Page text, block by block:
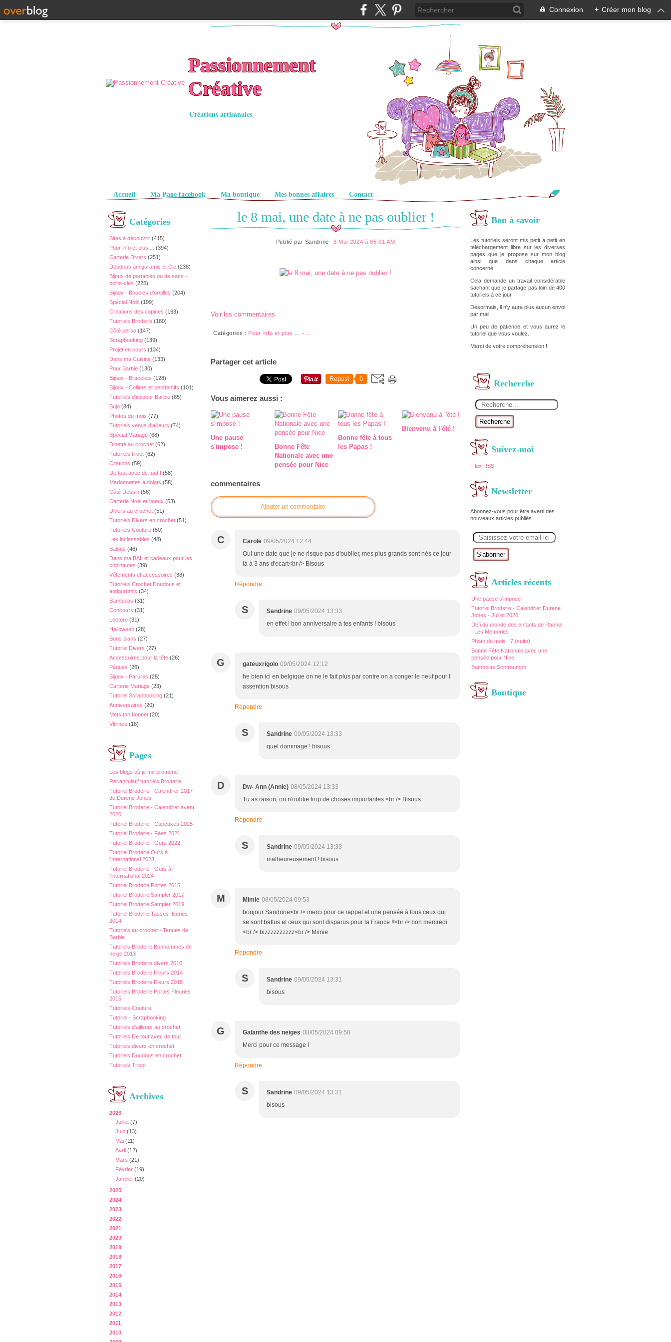
Connexion + Créer mon blog
Passionnement
Créative
Créations artisanales
Pages
Accueil Ma Page facebook Ma boutique Mes bonnes affaires Contact
Catégories
Sites à découvrir (415)
Pour info et plus ...
(394)
Carterie Divers (251)
Doudous amigurumis et Cie (238)
Bijoux de portables ou de sacs -
porte-clés (225)
Bijoux - Boucles d'oreilles (204)
Spécial Noël (199)
Créations des copines (163)
Tutoriels Broderie (160)
Côté perso (147)
Scrapbooking (139)
Projet en cours (134)
Dans ma Cuisine (133)
Pour Barbie (130)
Bijoux - Bracelets (128)
Bijoux - Colliers et pendentifs (101)
Tutoriels d'ici pour Barbie (85)
Bujo (84)
Photos du mois (77)
Tutoriels venus d'ailleurs (74)
Spécial Mariage (68)
Dinette au crochet (62)
Tutoriels tricot (62)
Citations (59)
De tout avec de tout ! (58)
Marionnettes à doigts (58)
Côté Dessin (56)
Carterie Noel et Voeux (53)
Divers au crochet (51)
Tutoriels Divers en crochet (51)
Tutoriels Couture (50)
Les inclassables (48)
Salons (46)
Dans ma BAL et cadeaux pour les
copinautes (39)
Vêtements et accessoires (38)
Tutoriels Crochet Doudous et
amigurumis (34)
Bambolas (31)
Concours (31)
Lecture (31)
Halloween (28)
Bons plans (27)
Tutoriel Divers (27)
Accessoires pour la tête (26)
Pâques (26)
Bijoux - Parures (25)
Carterie Mariage (23)
Tutoriel Scrapbooking (21)
Anniversaires (20)
Mets ton bonnet (20)
Vitrines (18)
Pages
Les blogs où je me promène
Récapitulatif tutoriels Broderie
Tutoriel Broderie - Calendrier 2017
de Durene Jones
Tutoriel Broderie - Calendrier avent
2020
Tutoriel Broderie - Cupcakes 2025
Tutoriel Broderie - Fées 2021
Tutoriel Broderie - Ours 2022
Tutoriel Broderie Ours à
l'International 2023
Tutoriel Broderie - Ours à
l'international 2024
Tutoriel Broderie Portes 2015
Tutoriel Broderie Sampler 2017
Tutoriel Broderie Sampler 2019
Tutoriel Broderie Tasses fleuries
2014
Tutoriels au crochet - Tenues de
Barbie
Tutoriels Broderie Bonhommes de
neige 2013
Tutoriels Broderie divers 2016
Tutoriels Broderie Fleurs 2014
Tutoriels Broderie Fleurs 2018
Tutoriels Broderie Portes Fleuries
2015
Tutoriels Couture
Tutoriel - Scrapbooking
Tutoriels d'ailleurs au crochet
Tutoriels De tout avec de tout
Tutoriels divers en crochet
Tutoriels Doudous en crochet
Tutoriels Tricot
Archives
2026
Juillet (7)
Juin (13)
Mai (11)
Avril (12)
Mars (21)
Février (19)
Janvier (20)
2025
2024
2023
2022
2021
2020
2019
2018
2017
2016
2015
2014
2013
2012
2011
2010
Bon à savoir
Les tutoriels seront mis petit à petit en
téléchargement libre sur les diverses
pages que je propose sur mon blog
ainsi que dans chaque article
concerné.
Cela demande un travail considérable
sachant que je partage pas loin de 400
tutoriels à ce jour.
Désormais, il n'y aura plus aucun envoi
par mail.
Un peu de patience et vous aurez le
tutoriel que vous voulez.
Merci de votre compréhension !
Recherche
Recherche
Suivez-moi
Flux RSS
Newsletter
Abonnez-vous pour être averti des
nouveaux articles publiés.
m
Articles récents
Une pause s'impose !
Tutoriel Broderie - Calendrier Durene
Jones - Juillet 2026
Défi du monde des enfants de Rachel
: Les Memories
Photo du mois : 7 (suite)
Bonne Fête Nationale avec une
pensée pour Nice
Bambolas Schtroumph
Boutique
le 8 mai, une date à ne pas oublier !
Publié par Sandrine 8 Mai 2024 à 05:01 AM
Voir les commentaires
Catégories : Pour info et plus ... -
Partager cet article
Repost 0
Vous aimerez aussi :
Une pause
s'impose !
Bonne Fête
Nationale avec une
pensée pour Nice
Bonne fête à tous
les Papas !
Bienvenu à l'été !
commentaires
Ajouter un commentaire
C Carole 09/05/2024 12:44
Oui une date que je ne risque pas d'oublier, mes plus grands sont nés ce jour
là à 3 ans d'ecart<br /> Bisous
Répondre
S Sandrine 09/05/2024 13:33
en effet ! bon anniversaire à tes enfants ! bisous
G gateuxrigolo 09/05/2024 12:12
he bien ici en belgique on ne le fait plus par contre on a conger le neuf pour l
assention bisous
Répondre
S Sandrine 09/05/2024 13:33
quel dommage ! bisous
D Dw- Ann (Annie) 08/05/2024 13:33
Tu as raison, on n'oublie trop de choses importantes.<br /> Bisous
Répondre
S Sandrine 09/05/2024 13:33
malheureusement ! bisous
M Mimie 08/05/2024 09:53
bonjour Sandrine<br /> merci pour ce rappel et une pensée à tous ceux qui
se sont battus et ceux qui sont disparus pour la France !!<br /> bon mercredi
<br /> bizzzzzzzzzz<br /> Mimie
Répondre
S Sandrine 09/05/2024 13:31
bisous
G Galanthe des neiges 08/05/2024 09:50
Merci pour ce message !
Répondre
S Sandrine 09/05/2024 13:31
bisous